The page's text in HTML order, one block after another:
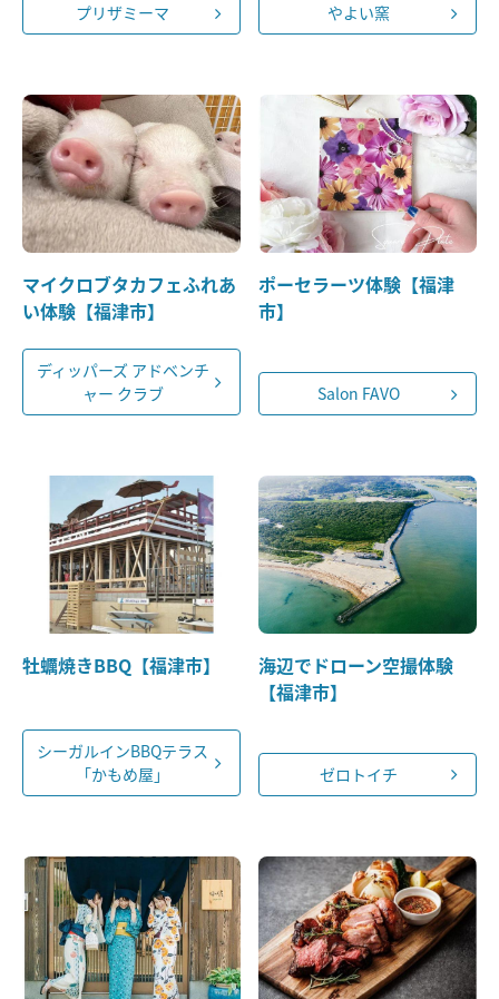
プリザミーマ やよい窯
マイクロブタカフェふれあ
い体験【福津市】
ディッパーズ アドベンチ
ャー クラブ
ポーセラーツ体験【福津
市】
Salon FAVO
牡蠣焼きBBQ【福津市】
シーガルインBBQテラス
「かもめ屋」
海辺でドローン空撮体験
【福津市】
ゼロトイチ